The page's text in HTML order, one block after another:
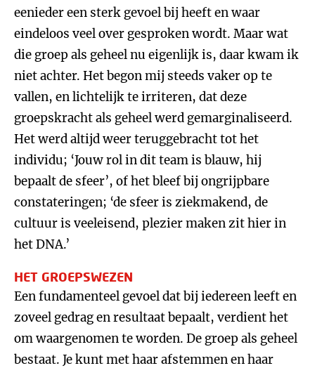
eenieder een sterk gevoel bij heeft en waar
eindeloos veel over gesproken wordt. Maar wat
die groep als geheel nu eigenlijk is, daar kwam ik
niet achter. Het begon mij steeds vaker op te
vallen, en lichtelijk te irriteren, dat deze
groepskracht als geheel werd gemarginaliseerd.
Het werd altijd weer teruggebracht tot het
individu; ‘Jouw rol in dit team is blauw, hij
bepaalt de sfeer’, of het bleef bij ongrijpbare
constateringen; ‘de sfeer is ziekmakend, de
cultuur is veeleisend, plezier maken zit hier in
het DNA.’
HET GROEPSWEZEN
Een fundamenteel gevoel dat bij iedereen leeft en
zoveel gedrag en resultaat bepaalt, verdient het
om waargenomen te worden. De groep als geheel
bestaat. Je kunt met haar afstemmen en haar